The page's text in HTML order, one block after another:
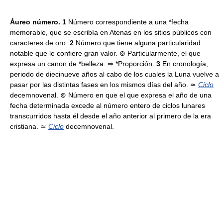
Áureo número. 1 Número correspondiente a una *fecha
memorable, que se escribía en Atenas en los sitios públicos con
caracteres de oro. 2 Número que tiene alguna particularidad
notable que le confiere gran valor. ⊚ Particularmente, el que
expresa un canon de *belleza. ⇒ *Proporción. 3 En cronología,
periodo de diecinueve años al cabo de los cuales la Luna vuelve a
pasar por las distintas fases en los mismos días del año. ≃ Ciclo
decemnovenal. ⊚ Número en que el que expresa el año de una
fecha determinada excede al número entero de ciclos lunares
transcurridos hasta él desde el año anterior al primero de la era
cristiana. ≃ Ciclo decemnovenal.